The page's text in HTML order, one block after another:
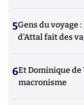
5Gens du voyage
d'Attal fait des
6Et Dominique
macronisme